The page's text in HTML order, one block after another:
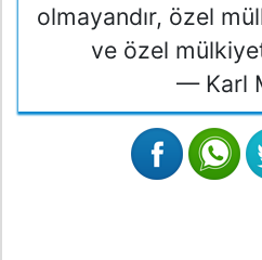
olmayandır, özel
ve özel
— Karl